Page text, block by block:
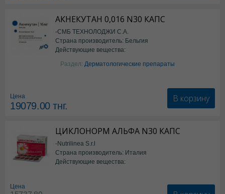
АКНЕКУТАН 0,016 N30 КАПС
-СМБ ТЕХНОЛОДЖИ С.А.
Страна производитель: Бельгия
Действующие вещества:
Изотретиноин
Раздел: Дерматологические препараты
Цена
19079.00тнг.
В корзину
ЦИКЛОНОРМ АЛЬФА N30 КАПС
-Nutrilinea S.r.l
Страна производитель: Италия
Действующие вещества:
Цена